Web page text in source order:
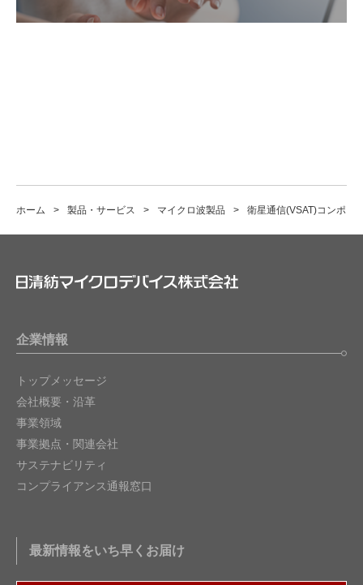
ホーム 製品・サービス マイクロ波製品 衛星通信(VSAT)コンポー
企業情報
トップメッセージ
会社概要・沿革
事業領域
事業拠点・関連会社
サステナビリティ
コンプライアンス通報窓口
最新情報をいち早くお届け